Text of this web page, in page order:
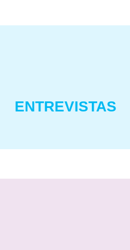
ENTREVISTAS